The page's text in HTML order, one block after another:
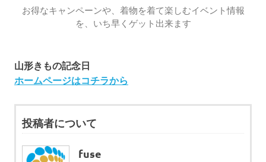
お得なキャンペーンや、着物を着て楽しむイベント情報
を、いち早くゲット出来ます
山形きもの記念日
ホームページはコチラから
投稿者について
fuse